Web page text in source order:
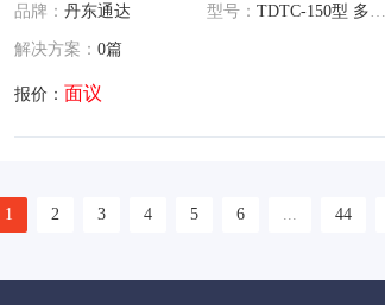
品牌： 丹东通达 型号： TDTC-150型 多功能残余应力测定仪
解决方案： 0篇
报价： 面议
1 2 3 4 5 6 ... 44